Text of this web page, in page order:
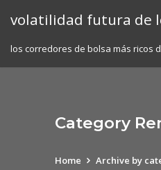
volatilidad futura de
los corredores de bolsa más ricos
Category
Home Archive by